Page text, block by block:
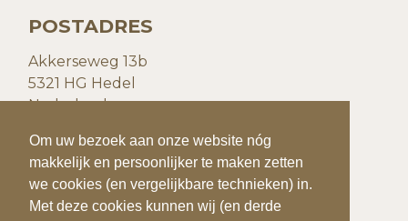
Om uw bezoek aan onze website nóg
makkelijk en persoonlijker te maken zetten
we cookies (en vergelijkbare technieken) in.
Met deze cookies kunnen wij (en derde
Om uw bezoek aan onze website nóg
makkelijk en persoonlijker te maken zetten
we cookies (en vergelijkbare technieken) in.
Met deze cookies kunnen wij (en derde
POSTADRES
Akkerseweg 13b
5321 HG Hedel
Nederland
CONTACTGEGEVENS
T:+31(0)73 599 20 93
E:info@quiks.nl